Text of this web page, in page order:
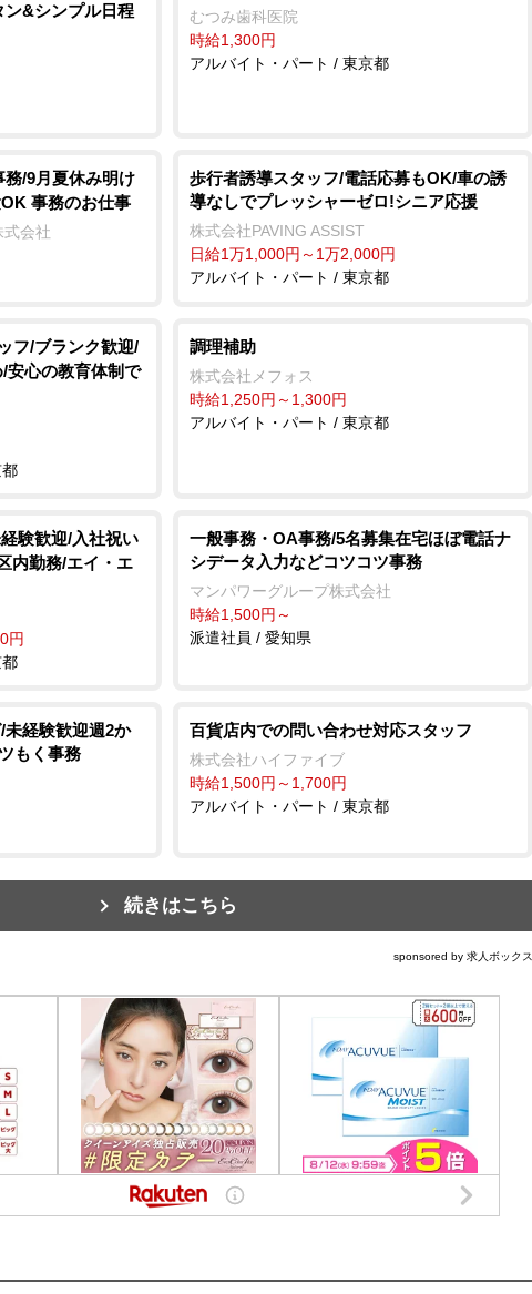
ン&シンプル日程
むつみ歯科医院
時給1,300円
アルバイト・パート / 東京都
/9月夏休み明け
事務のお仕事
式会社
歩行者誘導スタッフ/電話応募もOK/車の誘
導なしでプレッシャーゼロ!シニア応援
株式会社PAVING ASSIST
日給1万1,000円～1万2,000円
アルバイト・パート / 東京都
フ/ブランク歓迎/
安心の教育体制で
調理補助
株式会社メフォス
時給1,250円～1,300円
アルバイト・パート / 東京都
験歓迎/入社祝い
内勤務/エイ・エ
円
一般事務・OA事務/5名募集在宅ほぼ電話ナ
シデータ入力などコツコツ事務
マンパワーグループ株式会社
時給1,500円～
派遣社員 / 愛知県
経験歓迎週2か
もく事務
百貨店内での問い合わせ対応スタッフ
株式会社ハイファイブ
時給1,500円～1,700円
アルバイト・パート / 東京都
続きはこちら
sponsored by 求人ボックス